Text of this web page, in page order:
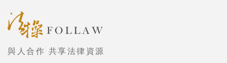
與人合作 共享法律資源